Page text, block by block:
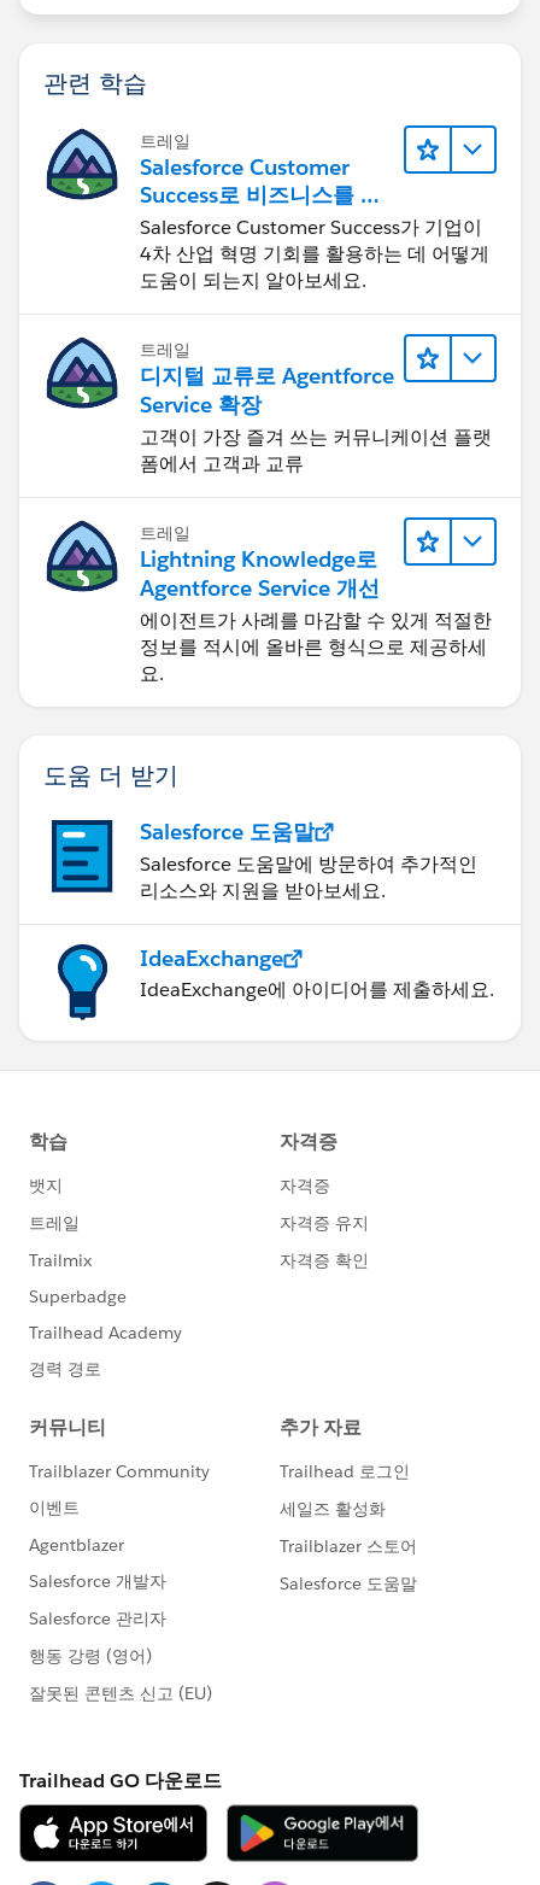
관련 학습
트레일
Salesforce Customer
Success로 비즈니스를 혁
신하기
Salesforce Customer Success가 기업이
4차 산업 혁명 기회를 활용하는 데 어떻게
도움이 되는지 알아보세요.
트레일
디지털 교류로 Agentforce
Service 확장
고객이 가장 즐겨 쓰는 커뮤니케이션 플랫
폼에서 고객과 교류
트레일
Lightning Knowledge로
Agentforce Service 개선
에이전트가 사례를 마감할 수 있게 적절한
정보를 적시에 올바른 형식으로 제공하세
요.
도움 더 받기
Salesforce 도움말
Salesforce 도움말에 방문하여 추가적인
리소스와 지원을 받아보세요.
IdeaExchange
IdeaExchange에 아이디어를 제출하세요.